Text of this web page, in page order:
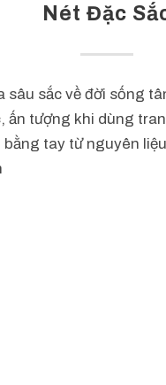
Nét Đặc
sâu sắc về đời sống
ấn tượng khi dùng
bằng tay từ nguyên